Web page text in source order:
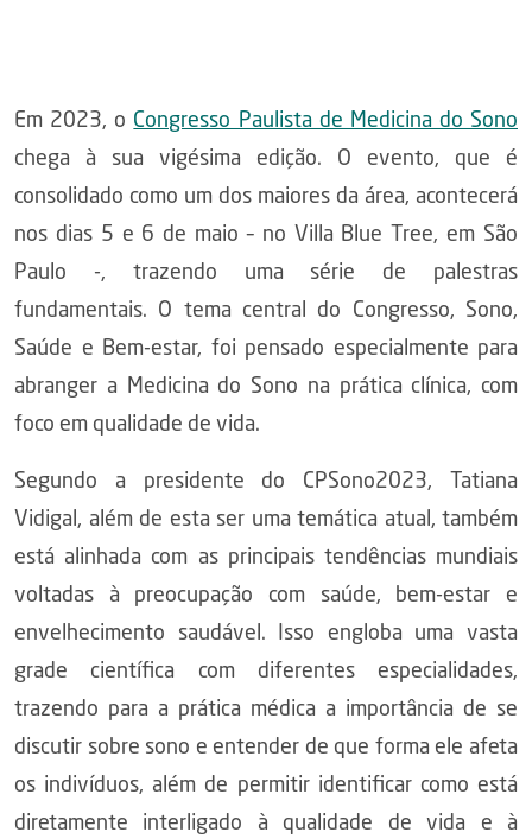
Em 2023, o Congresso Paulista de Medicina do Sono
chega à sua vigésima edição. O evento, que é
consolidado como um dos maiores da área, acontecerá
nos dias 5 e 6 de maio – no Villa Blue Tree, em São
Paulo -, trazendo uma série de palestras
fundamentais. O tema central do Congresso, Sono,
Saúde e Bem-estar, foi pensado especialmente para
abranger a Medicina do Sono na prática clínica, com
foco em qualidade de vida.
Segundo a presidente do CPSono2023, Tatiana
Vidigal, além de esta ser uma temática atual, também
está alinhada com as principais tendências mundiais
voltadas à preocupação com saúde, bem-estar e
envelhecimento saudável. Isso engloba uma vasta
grade científica com diferentes especialidades,
trazendo para a prática médica a importância de se
discutir sobre sono e entender de que forma ele afeta
os indivíduos, além de permitir identificar como está
diretamente interligado à qualidade de vida e à